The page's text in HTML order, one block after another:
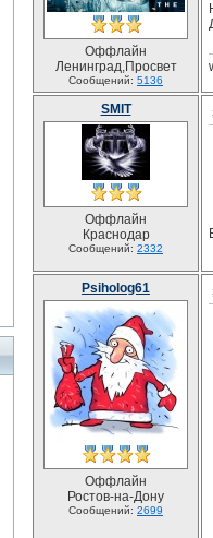
Оффлайн
Ленинград,Просвет
Сообщений: 5136
SMIT
Оффлайн
Краснодар
Сообщений: 2332
Psiholog61
Оффлайн
Ростов-на-Дону
Сообщений: 2699